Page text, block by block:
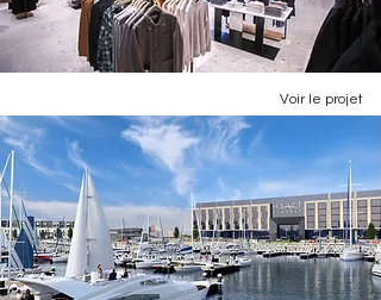
Voir le projet